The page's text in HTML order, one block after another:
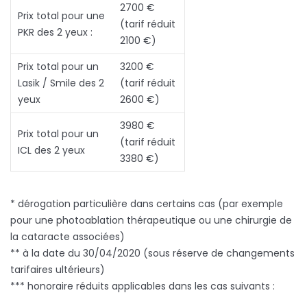
Prix total pour une
PKR des 2 yeux :
2700 €
(tarif réduit
2100 €)
Prix total pour un
Lasik / Smile des 2
yeux
3200 €
(tarif réduit
2600 €)
Prix total pour un
ICL des 2 yeux
3980 €
(tarif réduit
3380 €)
* dérogation particulière dans certains cas (par exemple
pour une photoablation thérapeutique ou une chirurgie de
la cataracte associées)
** à la date du 30/04/2020 (sous réserve de changements
tarifaires ultérieurs)
*** honoraire réduits applicables dans les cas suivants :